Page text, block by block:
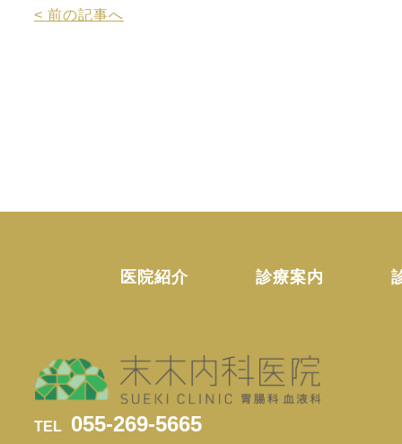
< 前の記事へ
医院紹介 診療案内
TEL 055-269-5665